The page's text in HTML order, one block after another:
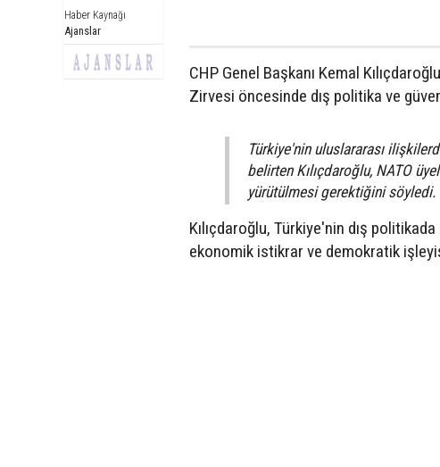
Haber Kaynağı
Ajanslar
CHP Genel Başkanı Kemal
Zirvesi öncesinde dış politika ve
Türkiye'nin uluslararası
belirten Kılıçdaroğlu, NATO
yürütülmesi gerektiğini söyledi.
Kılıçdaroğlu, Türkiye'nin dış
ekonomik istikrar ve demokratik